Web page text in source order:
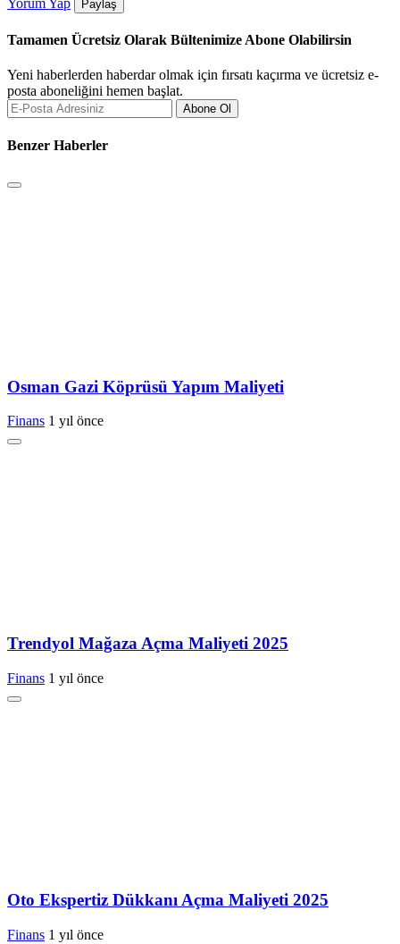
Paylaş
Tamamen Ücretsiz Olarak Bültenimize Abone Olabilirsin
Yeni haberlerden haberdar olmak için fırsatı kaçırma ve ücretsiz e-
posta aboneliğini hemen başlat.
Abone Ol
Benzer Haberler
Osman Gazi Köprüsü Yapım Maliyeti
Finans 1 yıl önce
Trendyol Mağaza Açma Maliyeti 2025
Finans 1 yıl önce
Oto Ekspertiz Dükkanı Açma Maliyeti 2025
Finans 1 yıl önce